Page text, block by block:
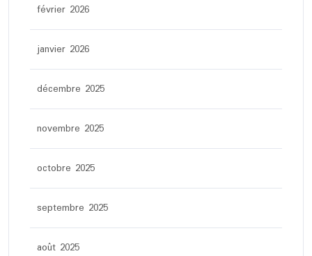
février 2026
janvier 2026
décembre 2025
novembre 2025
octobre 2025
septembre 2025
août 2025